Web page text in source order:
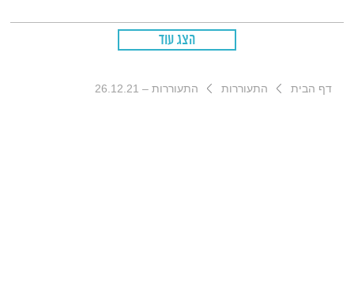
הצג עוד
דף הבית התעוררות התעוררות – 26.12.21